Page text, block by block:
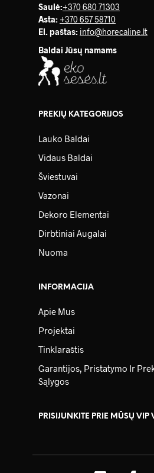
Saulė:+370 680 71303
Asta: +370 657 58710
El. paštas: info@horecaline.lt
Baldai Jūsų namams
PREKIŲ KATEGORIJOS
Lauko Baldai
Vidaus Baldai
Šviestuvai
Vazonai
Dekoro Elementai
Dirbtiniai Augalai
Nuoma
INFORMACIJA
Apie Mus
Projektai
Tinklaraštis
Garantijos, Pristatymo Ir
Sąlygos
PRISIJUNKITE PRIE MŪSŲ VIP